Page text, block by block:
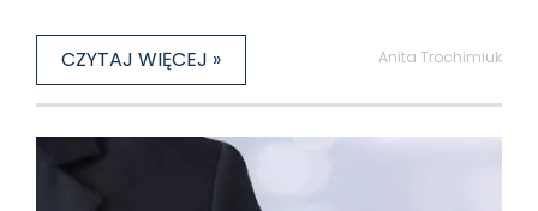
CZYTAJ WIĘCEJ » Anita Trochimiuk